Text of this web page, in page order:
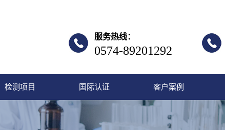
服务热线：
0574-89201292
检测项目 国际认证 客户案例